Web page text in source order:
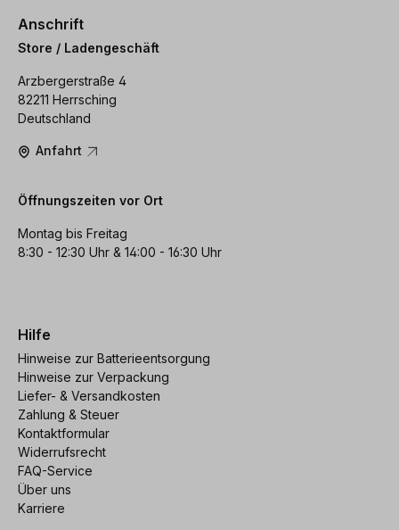
Anschrift
Store / Ladengeschäft
Arzbergerstraße 4
82211 Herrsching
Deutschland
Anfahrt
Öffnungszeiten vor Ort
Montag bis Freitag
8:30 - 12:30 Uhr & 14:00 - 16:30 Uhr
Hilfe
Hinweise zur Batterieentsorgung
Hinweise zur Verpackung
Liefer- & Versandkosten
Zahlung & Steuer
Kontaktformular
Widerrufsrecht
FAQ-Service
Über uns
Karriere